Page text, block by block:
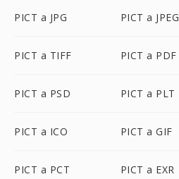
PICT a JPG PICT a JPEG
PICT a TIFF PICT a PDF
PICT a PSD PICT a PLT
PICT a ICO PICT a GIF
PICT a PCT PICT a EXR